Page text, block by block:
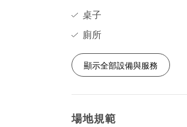
桌子
廁所
顯示全部設備與服務
場地規範